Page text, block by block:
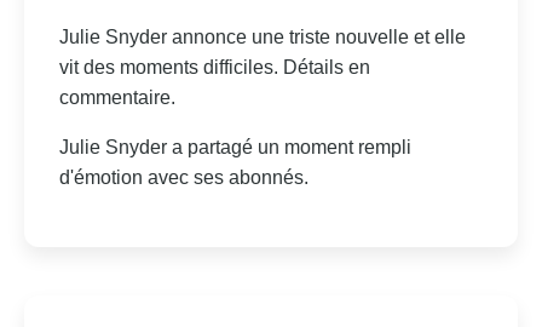
Julie Snyder annonce une triste nouvelle et elle
vit des moments difficiles. Détails en
commentaire.
Julie Snyder a partagé un moment rempli
d'émotion avec ses abonnés.